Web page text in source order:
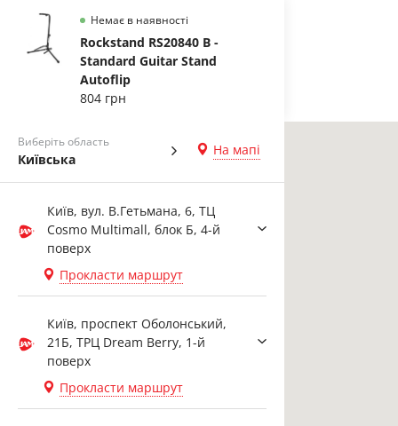
Немає в наявності
Rockstand RS20840 B -
Standard Guitar Stand
Autoflip
804 грн
Виберіть область
Київська
На мапі
Київ, вул. В.Гетьмана, 6, ТЦ
Cosmo Multimall, блок Б, 4-й
поверх
Прокласти маршрут
Київ, проспект Оболонський,
21Б, ТРЦ Dream Berry, 1-й
поверх
Прокласти маршрут